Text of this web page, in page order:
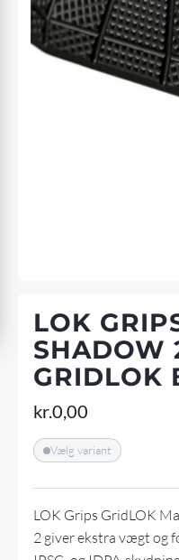
LOK
SHADOW
GRIDLOK
kr.0,00
Vælg variant
LOK Grips GridLOK
2 giver ekstra vægt og